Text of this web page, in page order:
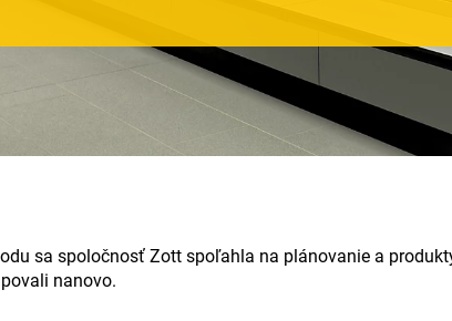
sa spoločnosť Zott spoľahla na plánovanie a
nanovo.